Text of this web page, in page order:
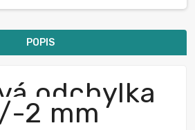
POPIS
odchylka
2 mm